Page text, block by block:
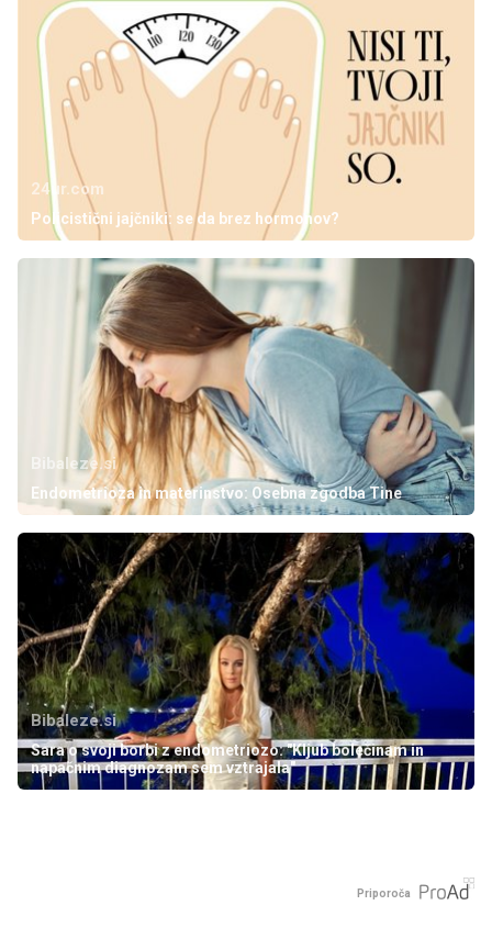
24ur.com
Policistični jajčniki: se da brez hormonov?
Bibaleze.si
Endometrioza in materinstvo: Osebna zgodba Tine
Bibaleze.si
Sara o svoji borbi z endometriozo: "Kljub bolečinam in
napačnim diagnozam sem vztrajala"
Priporoča